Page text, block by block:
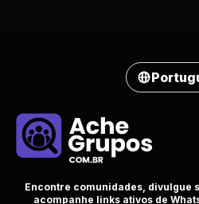
Encontre comunidades, divulgue
acompanhe links ativos de